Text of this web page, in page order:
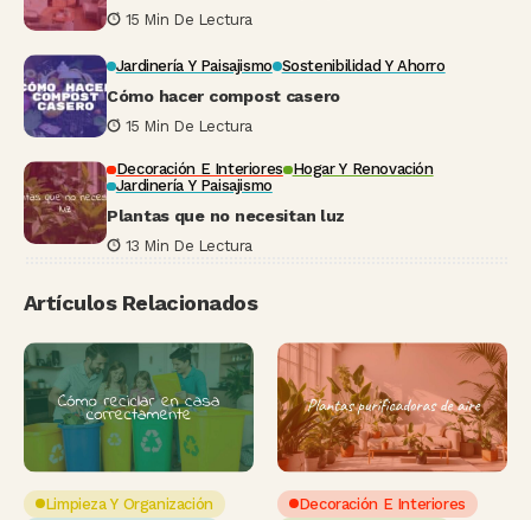
15 Min De Lectura
Jardinería Y Paisajismo Sostenibilidad Y Ahorro
Cómo hacer compost casero
15 Min De Lectura
Decoración E Interiores Hogar Y Renovación
Jardinería Y Paisajismo
Plantas que no necesitan luz
13 Min De Lectura
Artículos Relacionados
Limpieza Y Organización
Decoración E Interiores